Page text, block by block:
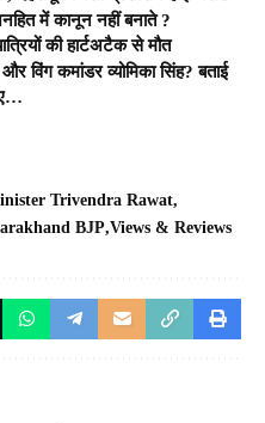
में कानून नहीं बनाते ?
की हार्टअटैक से मौत
विंग कमांडर व्योमिका सिंह? बताई
Trivendra Rawat
BJP Views & Reviews